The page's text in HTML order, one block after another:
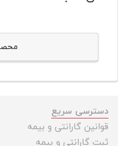
دسترسی سریع
قوانین گارانتی و بیمه
ثبت گارانتی و بیمه